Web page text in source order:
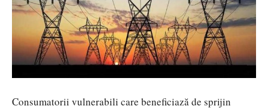
Consumatorii vulnerabili care beneficiază de sprijin